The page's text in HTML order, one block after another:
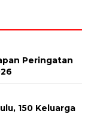
Peringatan
150 Keluarga